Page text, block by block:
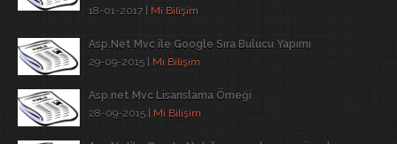
18-01-2017 | Mi Bilişim
Asp.Net Mvc ile Google Sıra Bulucu Yapımı
29-09-2015 | Mi Bilişim
Asp.net Mvc Lisanslama Örneği
28-09-2015 | Mi Bilişim